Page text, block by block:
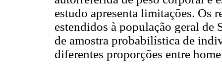
estudo apresenta limitações. Os
estendidos à população geral
de amostra probabilística de
diferentes proporções entre